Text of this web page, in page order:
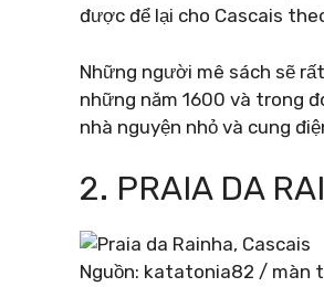
được để lại cho Cascais
Những người mê sách sẽ
những năm 1600 và trong
nhà nguyện nhỏ và cung
2. PRAIA DA
Nguồn: katatonia82 / màn